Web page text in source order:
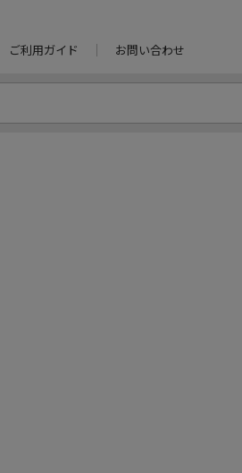
ご利用ガイド お問い合わせ